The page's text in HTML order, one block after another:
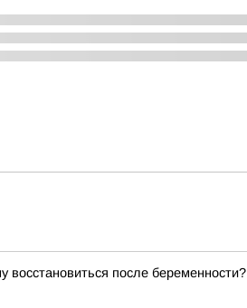
после беременности?